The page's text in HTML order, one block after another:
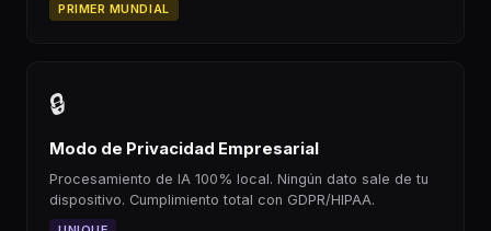
PRIMER MUNDIAL
🔒
Modo de Privacidad Empresarial
Procesamiento de IA 100% local. Ningún dato sale de tu
dispositivo. Cumplimiento total con GDPR/HIPAA.